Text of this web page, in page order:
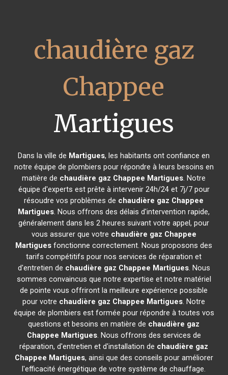
chaudière gaz
Chappee
Martigues
Dans la ville de Martigues, les habitants ont confiance en
notre équipe de plombiers pour répondre à leurs besoins en
matière de chaudière gaz Chappee Martigues. Notre
équipe d'experts est prête à intervenir 24h/24 et 7j/7 pour
résoudre vos problèmes de chaudière gaz Chappee
Martigues. Nous offrons des délais d'intervention rapide,
généralement dans les 2 heures suivant votre appel, pour
vous assurer que votre chaudière gaz Chappee
Martigues fonctionne correctement. Nous proposons des
tarifs compétitifs pour nos services de réparation et
d'entretien de chaudière gaz Chappee Martigues. Nous
sommes convaincus que notre expertise et notre matériel
de pointe vous offriront la meilleure expérience possible
pour votre chaudière gaz Chappee Martigues. Notre
équipe de plombiers est formée pour répondre à toutes vos
questions et besoins en matière de chaudière gaz
Chappee Martigues. Nous offrons des services de
réparation, d'entretien et d'installation de chaudière gaz
Chappee Martigues, ainsi que des conseils pour améliorer
l'efficacité énergétique de votre système de chauffage.